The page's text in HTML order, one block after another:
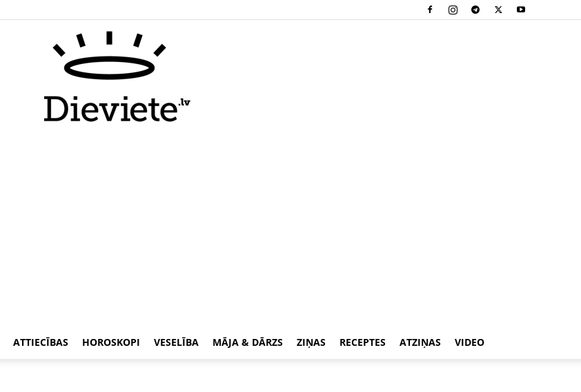
ATTIECĪBAS HOROSKOPI VESELĪBA MĀJA & DĀRZS ZIŅAS RECEPTES ATZIŅAS VIDEO